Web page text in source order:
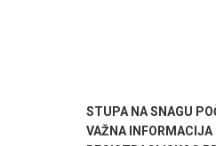
STUPA NA SNAGU
VAŽNA